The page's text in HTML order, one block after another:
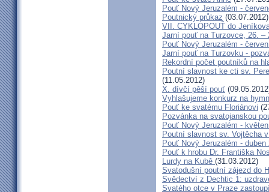
Pouť Nový Jeruzalém -
Poutnický průkaz (03.07.2012)
VII. CYKLOPOUŤ do
Jarní pouť na Turzovce, 26. –
Pouť Nový Jeruzalém -
Jarní pouť na Turzovku -
Rekordní počet poutníků na
Poutní slavnost ke cti sv.
(11.05.2012)
X. dívčí pěší pouť
Vyhlašujeme konkurz na
Pouť ke svatému Floriánovi
Pozvánka na svatojanskou
Pouť Nový Jeruzalém -
Poutní slavnost sv. Vojtěcha
Pouť Nový Jeruzalém - duben
Pouť k hrobu Dr. Františka
Lurdy na Kubě (31.03.2012)
Svatodušní poutní zájezd do
Svědectví z Dechtic 1:
Svatého otce v Praze